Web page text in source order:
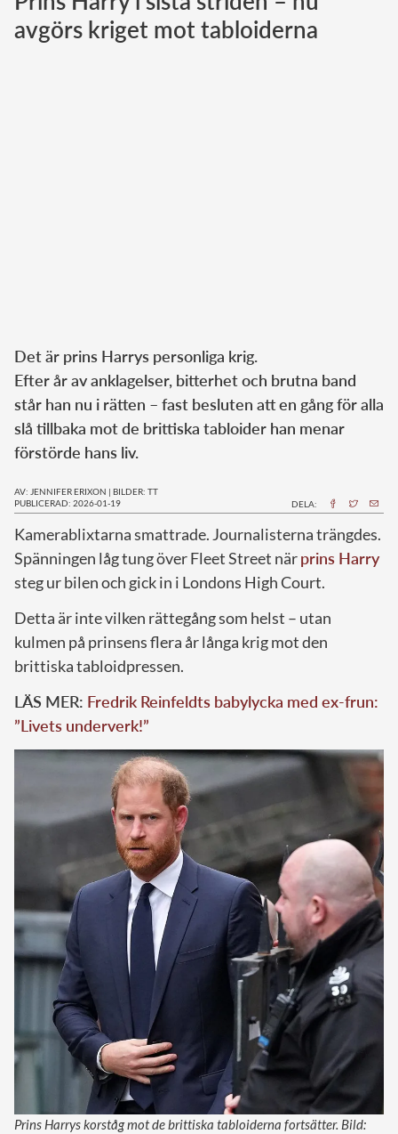
Norska kungahuset
avgörs kriget mot tabloiderna
Det är prins Harrys personliga krig.
Efter år av anklagelser, bitterhet och brutna band
står han nu i rätten – fast besluten att en gång för alla
slå tillbaka mot de brittiska tabloider han menar
förstörde hans liv.
AV: JENNIFER ERIXON | BILDER: TT
PUBLICERAD: 2026-01-19
DELA:
Kamerablixtarna smattrade. Journalisterna trängdes.
Spänningen låg tung över Fleet Street närprins Harry
steg ur bilen och gick in i Londons High Court.
Detta är inte vilken rättegång som helst – utan
kulmen på prinsens flera år långa krig mot den
brittiska tabloidpressen.
LÄS MER: Fredrik Reinfeldts babylycka med ex-frun:
”Livets underverk!”
Prins Harrys korståg mot de brittiska tabloiderna fortsätter. Bild: